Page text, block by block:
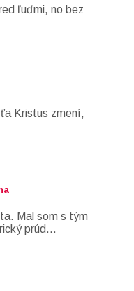
ľuďmi, no bez
Kristus zmení,
Mal som s tým
prúd…